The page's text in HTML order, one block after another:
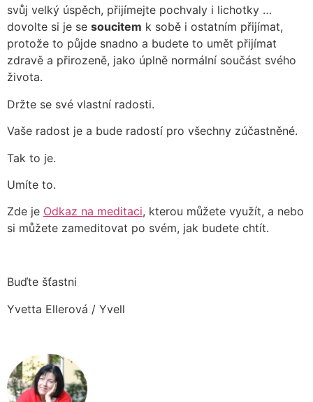
svůj velký úspěch, přijímejte pochvaly i lichotky …
dovolte si je se soucitem k sobě i ostatním přijímat,
protože to půjde snadno a budete to umět přijímat
zdravě a přirozeně, jako úplně normální součást svého
života.
Držte se své vlastní radosti.
Vaše radost je a bude radostí pro všechny zúčastněné.
Tak to je.
Umíte to.
Zde je Odkaz na meditaci, kterou můžete využít, a nebo
si můžete zameditovat po svém, jak budete chtít.
Buďte šťastni
Yvetta Ellerová / Yvell